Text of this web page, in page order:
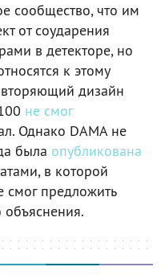
сообщество, что им
от соударения
в детекторе, но
к этому
дизайн
не смог
Однако DAMA не
была опубликована
в которой
смог предложить
объяснения.